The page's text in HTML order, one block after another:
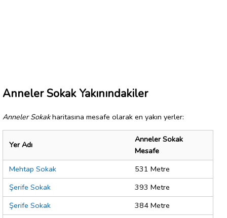
Anneler Sokak Yakınındakiler
Anneler Sokakharitasına mesafe olarak en yakın yerler:
Yer Adı
Anneler Sokak
Mesafe
Mehtap Sokak
531 Metre
Şerife Sokak
393 Metre
Şerife Sokak
384 Metre